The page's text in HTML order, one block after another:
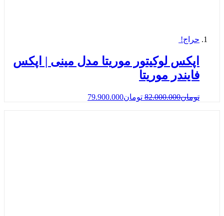
حراج!
اپکس لوکیتور موریتا مدل مینی | اپکس
فایندر موریتا
تومان82.000.000 تومان79.900.000